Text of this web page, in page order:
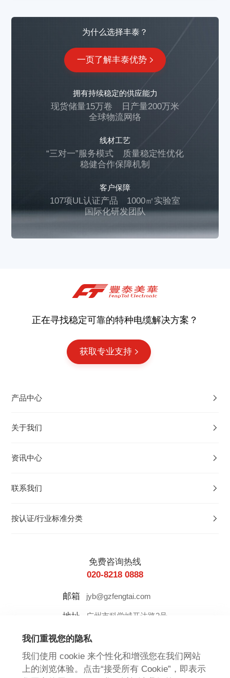
为什么选择丰泰？
一页了解丰泰优势
拥有持续稳定的供应能力
现货储量15万卷
日产量200万米
全球物流网络
线材工艺
“三对一”服务模式
质量稳定性优化
稳健合作保障机制
客户保障
107项UL认证产品
1000㎡实验室
国际化研发团队
正在寻找稳定可靠的特种电缆解决方案？
获取专业支持
产品中心
关于我们
资讯中心
联系我们
按认证/行业标准分类
免费咨询热线
020-8218 0888
邮箱 jyb@gzfengtai.com
地址 广州市科学城开达路2号
友情链接： 增长超人
我们重视您的隐私
我们使用 cookie 来个性化和增强您在我们网站
上的浏览体验。点击“接受所有 Cookie”，即表示